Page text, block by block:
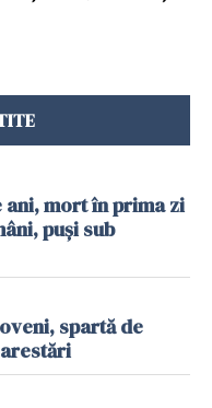
ani, mort în prima zi
puși sub
spartă de